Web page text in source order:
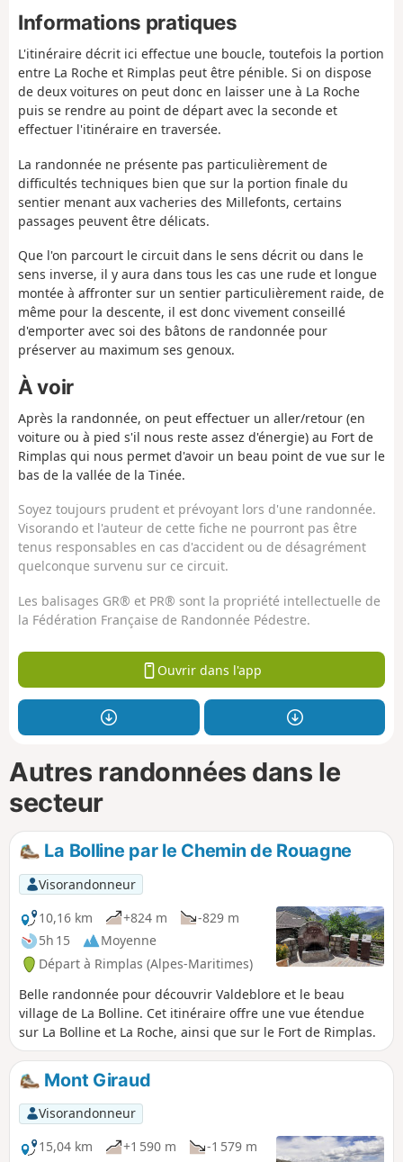
Informations pratiques
L'itinéraire décrit ici effectue une boucle, toutefois la portion
entre La Roche et Rimplas peut être pénible. Si on dispose
de deux voitures on peut donc en laisser une à La Roche
puis se rendre au point de départ avec la seconde et
effectuer l'itinéraire en traversée.
La randonnée ne présente pas particulièrement de
difficultés techniques bien que sur la portion finale du
sentier menant aux vacheries des Millefonts, certains
passages peuvent être délicats.
Que l'on parcourt le circuit dans le sens décrit ou dans le
sens inverse, il y aura dans tous les cas une rude et longue
montée à affronter sur un sentier particulièrement raide, de
même pour la descente, il est donc vivement conseillé
d'emporter avec soi des bâtons de randonnée pour
préserver au maximum ses genoux.
À voir
Après la randonnée, on peut effectuer un aller/retour (en
voiture ou à pied s'il nous reste assez d'énergie) au Fort de
Rimplas qui nous permet d'avoir un beau point de vue sur le
bas de la vallée de la Tinée.
Soyez toujours prudent et prévoyant lors d'une randonnée.
Visorando et l'auteur de cette fiche ne pourront pas être
tenus responsables en cas d'accident ou de désagrément
quelconque survenu sur ce circuit.
Les balisages GR® et PR® sont la propriété intellectuelle de
la Fédération Française de Randonnée Pédestre.
Ouvrir dans l'app
Autres randonnées dans le
secteur
La Bolline par le Chemin de Rouagne
Visorandonneur
10,16 km
+824 m
-829 m
5h 15
Moyenne
Départ à Rimplas (Alpes-Maritimes)
Belle randonnée pour découvrir Valdeblore et le beau
village de La Bolline. Cet itinéraire offre une vue étendue
sur La Bolline et La Roche, ainsi que sur le Fort de Rimplas.
Mont Giraud
Visorandonneur
15,04 km
+1 590 m
-1 579 m